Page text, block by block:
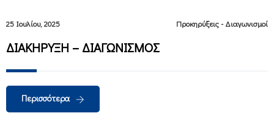
25 Ιουλίου, 2025 Προκηρύξεις - Διαγωνισμοί
ΔΙΑΚΗΡΥΞΗ – ΔΙΑΓΩΝΙΣΜΟΣ
Περισσότερα